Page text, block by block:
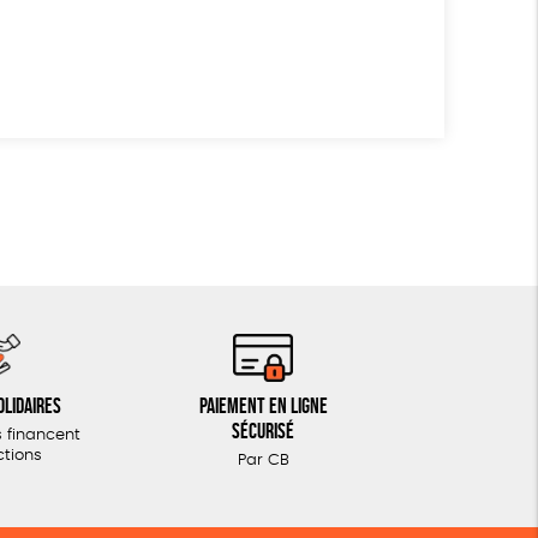
financent
Paiement en ligne
sécurisé
Par CB